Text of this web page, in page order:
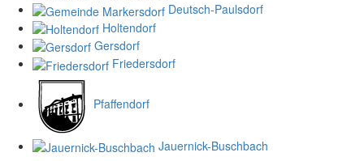
Deutsch-Paulsdorf
Holtendorf
Gersdorf
Friedersdorf
Pfaffendorf
Jauernick-Buschbach